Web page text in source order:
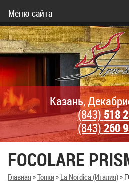
Меню сайта
Казань,
(843)518
(843)260
FOCOLARE
Главная»Топки» La Nordica (Италия)»